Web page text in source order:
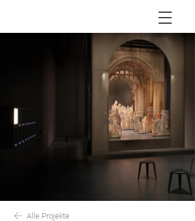
Alle Projekte